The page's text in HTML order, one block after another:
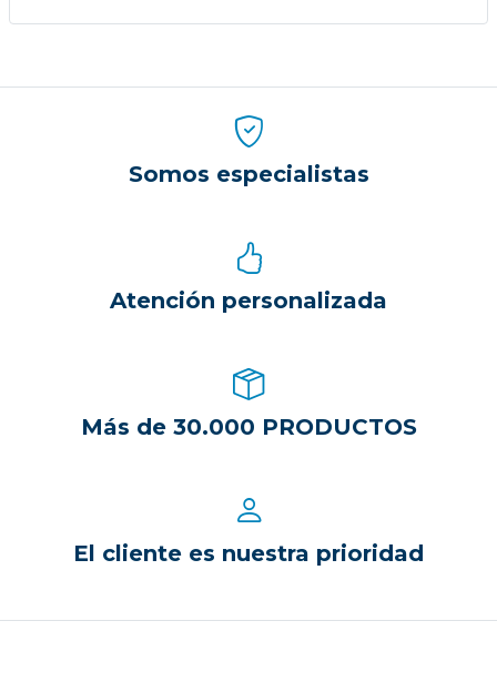
Somos especialistas
Atención personalizada
Más de 30.000 PRODUCTOS
El cliente es nuestra prioridad